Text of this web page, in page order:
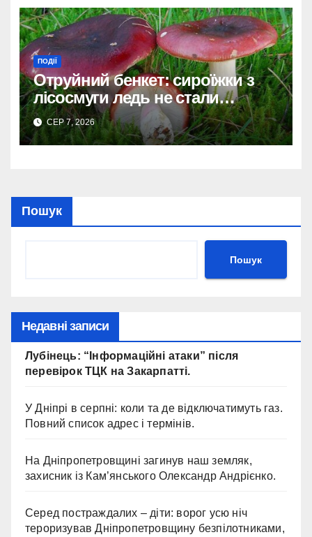
ПОДІЇ
Отруйний бенкет: сироїжки з
лісосмуги ледь не стали
фатальними для мешканок
Дніпропетровщини.
СЕР 7, 2026
Пошук
Пошук
Недавні записи
Лубінець: “Інформаційні атаки” після
перевірок ТЦК на Закарпатті.
У Дніпрі в серпні: коли та де відключатимуть газ.
Повний список адрес і термінів.
На Дніпропетровщині загинув наш земляк,
захисник із Кам’янського Олександр Андрієнко.
Серед постраждалих – діти: ворог усю ніч
тероризував Дніпропетровщину безпілотниками,